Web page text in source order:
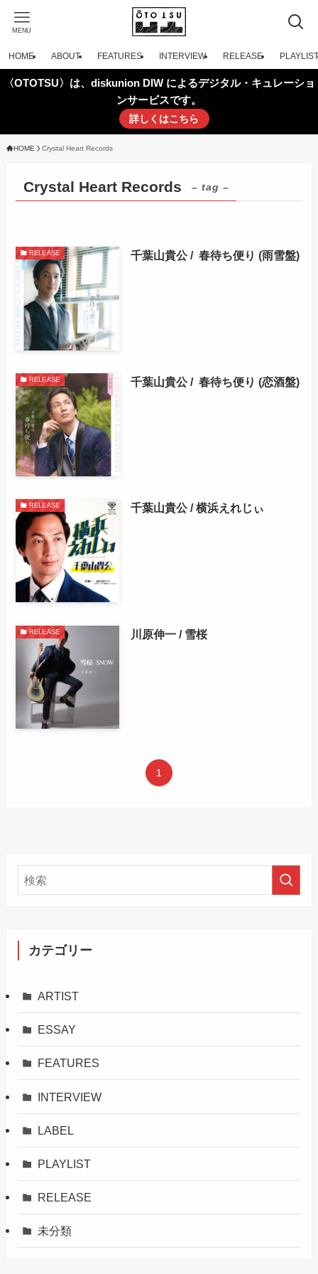
MENU
HOME ABOUT FEATURES INTERVIEW RELEASE PLAYLIST
〈OTOTSU〉は、diskunion DIW によるデジタル・キュレーショ
ンサービスです。
詳しくはこちら
HOME Crystal Heart Records
Crystal Heart Records – tag –
RELEASE 千葉山貴公 / 春待ち便り (雨雪盤)
RELEASE 千葉山貴公 / 春待ち便り (恋酒盤)
RELEASE 千葉山貴公 / 横浜えれじぃ
RELEASE 川原伸一 / 雪桜
1
カテゴリー
ARTIST
ESSAY
FEATURES
INTERVIEW
LABEL
PLAYLIST
RELEASE
未分類